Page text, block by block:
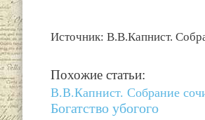
Источник: В.В.Капнист.
Похожие статьи:
В.В.Капнист. Собрание
Богатство убогого